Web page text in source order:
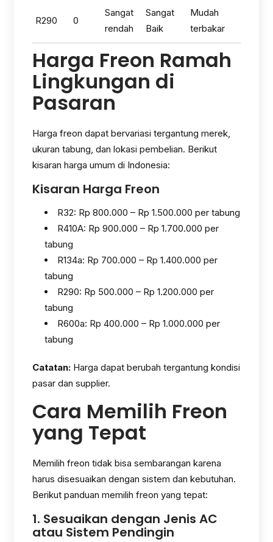
R290 0
Sangat
rendah
Sangat
Baik
Mudah
terbakar
Harga Freon Ramah
Lingkungan di
Pasaran
Harga freon dapat bervariasi tergantung merek,
ukuran tabung, dan lokasi pembelian. Berikut
kisaran harga umum di Indonesia:
Kisaran Harga Freon
R32: Rp 800.000 – Rp 1.500.000 per tabung
R410A: Rp 900.000 – Rp 1.700.000 per
tabung
R134a: Rp 700.000 – Rp 1.400.000 per
tabung
R290: Rp 500.000 – Rp 1.200.000 per
tabung
R600a: Rp 400.000 – Rp 1.000.000 per
tabung
Catatan: Harga dapat berubah tergantung kondisi
pasar dan supplier.
Cara Memilih Freon
yang Tepat
Memilih freon tidak bisa sembarangan karena
harus disesuaikan dengan sistem dan kebutuhan.
Berikut panduan memilih freon yang tepat:
1. Sesuaikan dengan Jenis AC
atau Sistem Pendingin